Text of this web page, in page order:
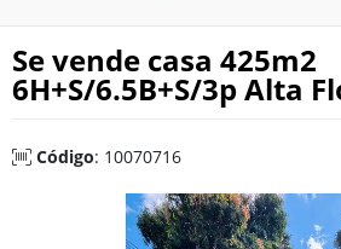
Se vende casa 425m2
6H+S/6.5B+S/3p Alta
Código: 10070716